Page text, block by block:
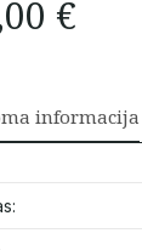
€
informacija